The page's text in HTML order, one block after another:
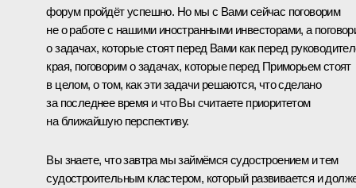
форум пройдёт успешно. Но мы с Вами сейчас поговорим
не о работе с нашими иностранными инвесторами, а
о задачах, которые стоят перед Вами как перед
края, поговорим о задачах, которые перед Приморьем стоят
в целом, о том, как эти задачи решаются, что сделано
за последнее время и что Вы считаете приоритетом
на ближайшую перспективу.
Вы знаете, что завтра мы займёмся судостроением и тем
судостроительным кластером, который развивается и